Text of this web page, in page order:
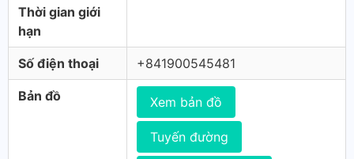
Thời gian giới
hạn
Số điện thoại +841900545481
Bản đồ Xem bản đồ
Tuyến đường